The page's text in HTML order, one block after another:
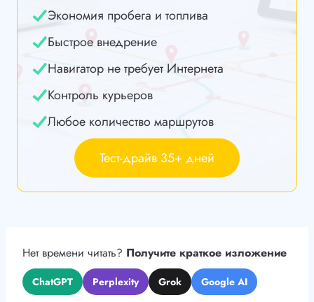
Экономия пробега и топлива
Быстрое внедрение
Навигатор не требует Интернета
Контроль курьеров
Любое количество маршрутов
Тест-драйв 35+ дней
Нет времени читать? Получите краткое изложение
ChatGPT Perplexity Grok Google AI